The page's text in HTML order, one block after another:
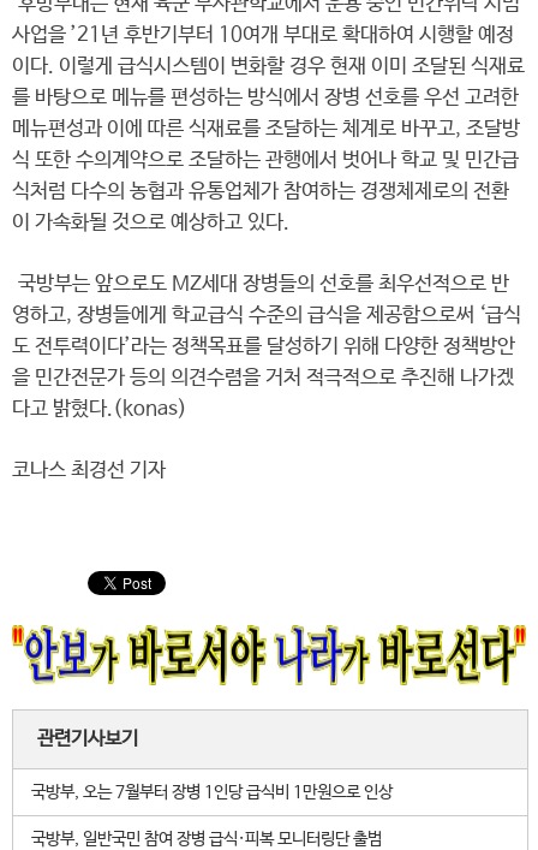
사업을 ’21년 후반기부터 10여개 부대로 확대하여 시행할 예정
이다. 이렇게 급식시스템이 변화할 경우 현재 이미 조달된 식재료
를 바탕으로 메뉴를 편성하는 방식에서 장병 선호를 우선 고려한
메뉴편성과 이에 따른 식재료를 조달하는 체계로 바꾸고, 조달방
식 또한 수의계약으로 조달하는 관행에서 벗어나 학교 및 민간급
식처럼 다수의 농협과 유통업체가 참여하는 경쟁체제로의 전환
이 가속화될 것으로 예상하고 있다.
국방부는 앞으로도 MZ세대 장병들의 선호를 최우선적으로 반
영하고, 장병들에게 학교급식 수준의 급식을 제공함으로써 ‘급식
도 전투력이다’라는 정책목표를 달성하기 위해 다양한 정책방안
을 민간전문가 등의 의견수렴을 거처 적극적으로 추진해 나가겠
다고 밝혔다.(konas)
코나스 최경선 기자
관련기사보기
국방부, 오는 7월부터 장병 1인당 급식비 1만원으로 인상
국방부, 일반국민 참여 장병 급식·피복 모니터링단 출범